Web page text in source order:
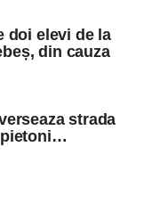
doi elevi de la
din cauza
strada
pietoni…